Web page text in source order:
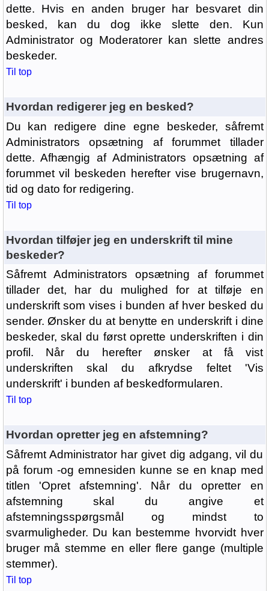
dette. Hvis en anden bruger har besvaret din
besked, kan du dog ikke slette den. Kun
Administrator og Moderatorer kan slette andres
beskeder.
Til top
Hvordan redigerer jeg en besked?
Du kan redigere dine egne beskeder, såfremt
Administrators opsætning af forummet tillader
dette. Afhængig af Administrators opsætning af
forummet vil beskeden herefter vise brugernavn,
tid og dato for redigering.
Til top
Hvordan tilføjer jeg en underskrift til mine
beskeder?
Såfremt Administrators opsætning af forummet
tillader det, har du mulighed for at tilføje en
underskrift som vises i bunden af hver besked du
sender. Ønsker du at benytte en underskrift i dine
beskeder, skal du først oprette underskriften i din
profil. Når du herefter ønsker at få vist
underskriften skal du afkrydse feltet 'Vis
underskrift' i bunden af beskedformularen.
Til top
Hvordan opretter jeg en afstemning?
Såfremt Administrator har givet dig adgang, vil du
på forum -og emnesiden kunne se en knap med
titlen 'Opret afstemning'. Når du opretter en
afstemning skal du angive et
afstemningsspørgsmål og mindst to
svarmuligheder. Du kan bestemme hvorvidt hver
bruger må stemme en eller flere gange (multiple
stemmer).
Til top